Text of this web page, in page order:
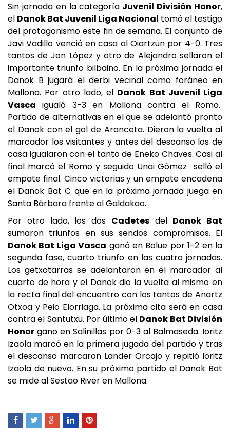
Sin jornada en la categoría Juvenil División Honor,
el Danok Bat Juvenil Liga Nacional tomó el testigo
del protagonismo este fin de semana. El conjunto de
Javi Vadillo venció en casa al Oiartzun por 4-0. Tres
tantos de Jon López y otro de Alejandro sellaron el
importante triunfo bilbaino. En la próxima jornada el
Danok B jugará el derbi vecinal como foráneo en
Mallona. Por otro lado, el Danok Bat Juvenil Liga
Vasca igualó 3-3 en Mallona contra el Romo.
Partido de alternativas en el que se adelantó pronto
el Danok con el gol de Aranceta. Dieron la vuelta al
marcador los visitantes y antes del descanso los de
casa igualaron con el tanto de Eneko Chaves. Casi al
final marcó el Romo y seguido Unai Gómez selló el
empate final. Cinco victorias y un empate encadena
el Danok Bat C que en la próxima jornada juega en
Santa Bárbara frente al Galdakao.
Por otro lado, los dos Cadetesdel Danok Bat
sumaron triunfos en sus sendos compromisos. El
Danok Bat Liga Vasca ganó en Bolue por 1-2 en la
segunda fase, cuarto triunfo en las cuatro jornadas.
Los getxotarras se adelantaron en el marcador al
cuarto de hora y el Danok dio la vuelta al mismo en
la recta final del encuentro con los tantos de Anartz
Otxoa y Peio Elorriaga. La próxima cita será en casa
contra el Santutxu. Por último el Danok Bat División
Honor gano en Salinillas por 0-3 al Balmaseda. Ioritz
Izaola marcó en la primera jugada del partido y tras
el descanso marcaron Lander Orcajo y repitió Ioritz
Izaola de nuevo. En su próximo partido el Danok Bat
se mide al Sestao River en Mallona.